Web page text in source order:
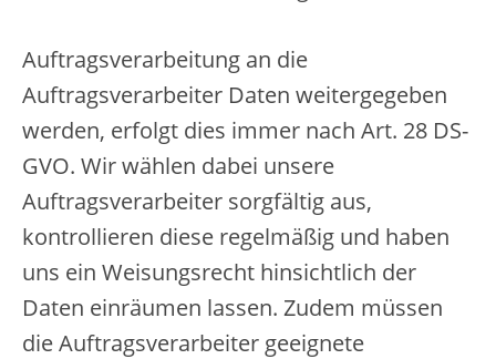
Auftragsverarbeitung an die
Auftragsverarbeiter Daten weitergegeben
werden, erfolgt dies immer nach Art. 28 DS-
GVO. Wir wählen dabei unsere
Auftragsverarbeiter sorgfältig aus,
kontrollieren diese regelmäßig und haben
uns ein Weisungsrecht hinsichtlich der
Daten einräumen lassen. Zudem müssen
die Auftragsverarbeiter geeignete